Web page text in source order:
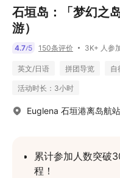
石垣岛：「梦幻之
游）
4.7/5 150条评价 3K+ 人参
英文/日语 拼团导览 自
活动时长：3小时
Euglena 石垣港离岛航
累计参加人数突破
程！